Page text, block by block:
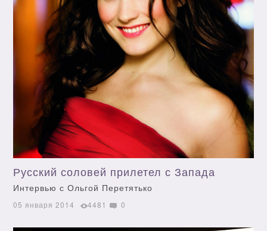
Русский соловей прилетел с Запада
Интервью с Ольгой Перетятько
05 января 2014 4481 0